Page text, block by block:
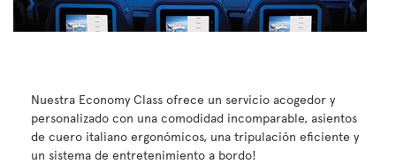
Nuestra Economy Class ofrece un servicio acogedor y
personalizado con una comodidad incomparable, asientos
de cuero italiano ergonómicos, una tripulación eficiente y
un sistema de entretenimiento a bordo!